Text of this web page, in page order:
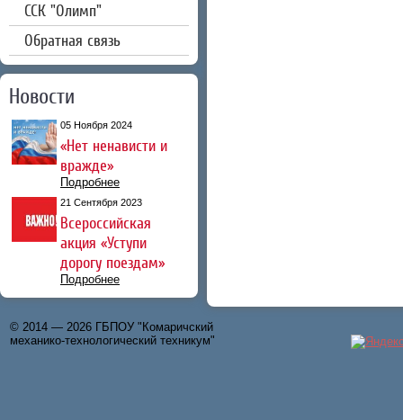
CCК "Олимп"
Обратная связь
Новости
05 Ноября 2024
«Нет ненависти и
вражде»
Подробнее
21 Сентября 2023
Всероссийская
акция «Уступи
дорогу поездам»
Подробнее
© 2014 — 2026 ГБПОУ "Комаричский
механико-технологический техникум"